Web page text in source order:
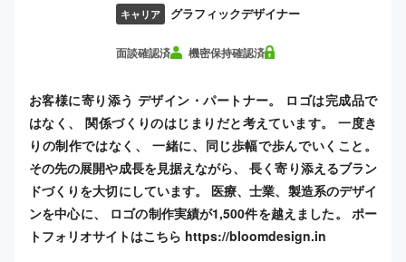
キャリア グラフィックデザイナー
面談確認済 機密保持確認済
お客様に寄り添う デザイン・パートナー。 ロゴは完成品で
はなく、 関係づくりのはじまりだと考えています。 一度き
りの制作ではなく、 一緒に、同じ歩幅で歩んでいくこと。
その先の展開や成長を見据えながら、 長く寄り添えるブラン
ドづくりを大切にしています。 医療、士業、製造系のデザイ
ンを中心に、 ロゴの制作実績が1,500件を越えました。 ポー
トフォリオサイトはこちら https://bloomdesign.in